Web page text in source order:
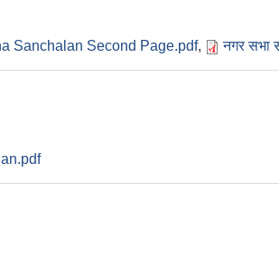
Sanchalan Second Page.pdf, नगर सभा